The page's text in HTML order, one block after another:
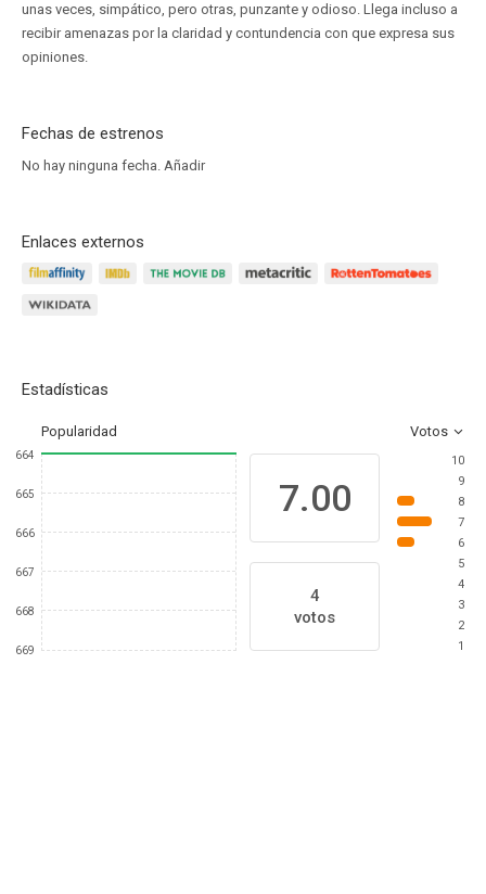
unas veces, simpático, pero otras, punzante y odioso. Llega incluso a
recibir amenazas por la claridad y contundencia con que expresa sus
opiniones.
Fechas de estrenos
No hay ninguna fecha. Añadir
Enlaces externos
Estadísticas
Popularidad Votos
664
665
666
667
668
669
7.00
4
votos
10
9
8
7
6
5
4
3
2
1